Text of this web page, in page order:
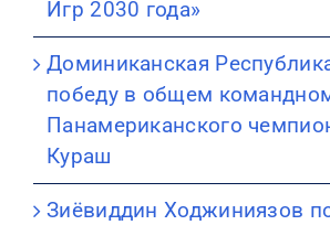
Игр 2030 года»
Доминиканская
победу в общем
Панамериканского
Кураш
Зиёвиддин Ходжиниязов